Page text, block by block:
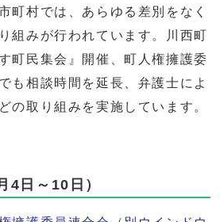
町村では、あらゆる差別をなく
組みが行われています。川西町
町民集会』開催、町人権擁護委
も相談時間を延長、弁護士によ
の取り組みを実施しています。
4日～10日）